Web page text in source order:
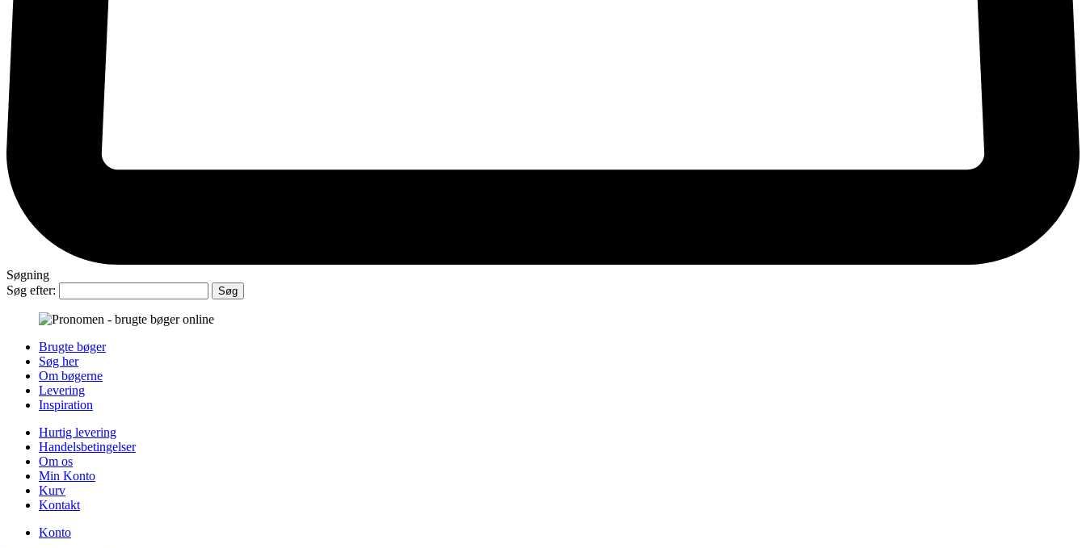
Søgning
Søg efter:
Brugte bøger
Søg her
Om bøgerne
Levering
Inspiration
Hurtig levering
Handelsbetingelser
Om os
Min Konto
Kurv
Kontakt
Konto